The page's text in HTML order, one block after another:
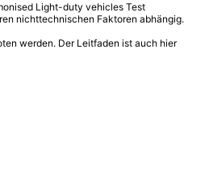
Light-duty vehicles Test
nichttechnischen Faktoren abhängig.
werden. Der Leitfaden ist auch hier